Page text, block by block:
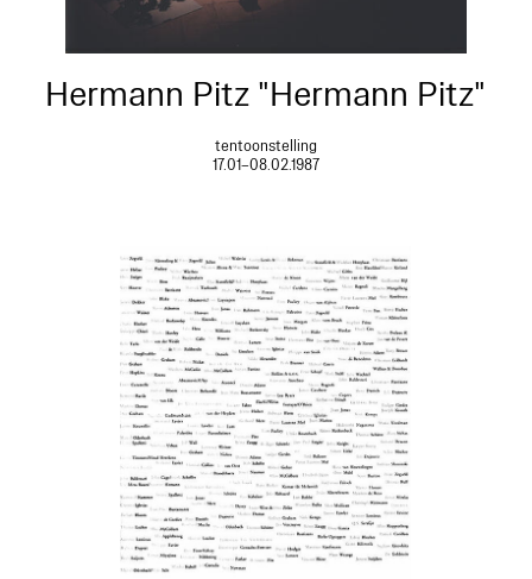
Hermann Pitz "Hermann Pitz"
tentoonstelling
17.01–08.02.1987